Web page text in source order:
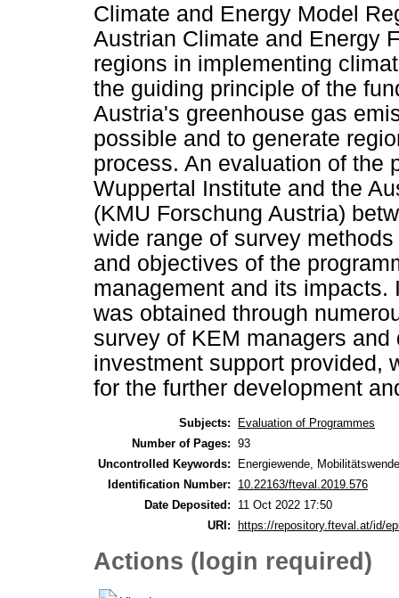
Climate and Energy Model
Austrian Climate and Energy
regions in implementing
the guiding principle of the
Austria's greenhouse gas
possible and to generate
process. An evaluation of the
Wuppertal Institute and the
(KMU Forschung Austria)
wide range of survey
and objectives of the
management and its
was obtained through
survey of KEM managers
investment support provided,
for the further development
Subjects:
Evaluation of Programmes
Number of Pages: 93
Uncontrolled Keywords:
Energiewende,
Identification Number:
10.22163/fteval.2019.576
Date Deposited:
11 Oct 2022 17:50
URI:
https://repository.fteval.at/id/
Actions (login required)